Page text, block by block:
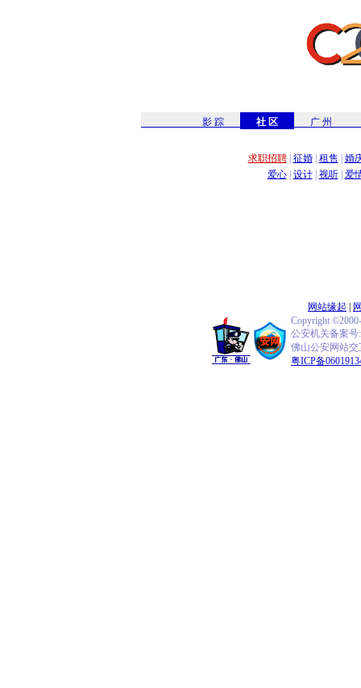
影 踪 社 区 广 州
求职招聘| 征婚| 租售
婚
爱心| 设计| 视听| 爱
网站缘起
Copyright
公安机关备案号
佛山公安网站交
粤ICP备